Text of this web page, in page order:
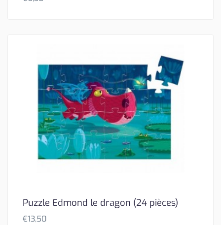
Puzzle Edmond le dragon (24 pièces)
€13,50